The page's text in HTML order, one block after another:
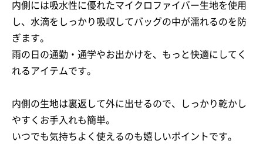
内側には吸水性に優れたマイクロファイバー生地を使用
し、水滴をしっかり吸収してバッグの中が濡れるのを防
ぎます。
雨の日の通勤・通学やお出かけを、もっと快適にしてく
れるアイテムです。
内側の生地は裏返して外に出せるので、しっかり乾かし
やすくお手入れも簡単。
いつでも気持ちよく使えるのも嬉しいポイントです。